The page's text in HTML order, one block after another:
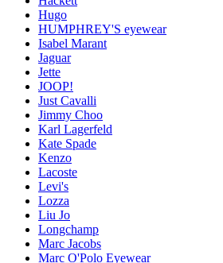
Hugo
HUMPHREY'S eyewear
Isabel Marant
Jaguar
Jette
JOOP!
Just Cavalli
Jimmy Choo
Karl Lagerfeld
Kate Spade
Kenzo
Lacoste
Levi's
Lozza
Liu Jo
Longchamp
Marc Jacobs
Marc O'Polo Eyewear